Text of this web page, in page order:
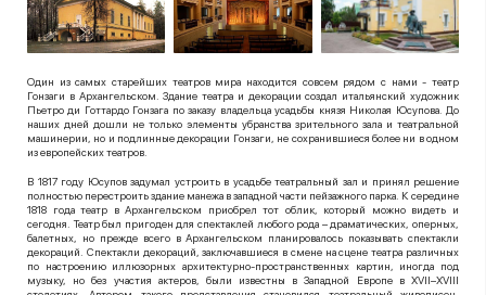
Один из самых старейших театров мира находится совсем рядом с нами - театр
Гонзаги в Архангельском. Здание театра и декорации создал итальянский художник
Пьетро ди Готтардо Гонзага по заказу владельца усадьбы князя Николая Юсупова. До
наших дней дошли не только элементы убранства зрительного зала и театральной
машинерии, но и подлинные декорации Гонзаги, не сохранившиеся более ни в одном
из европейских театров.
В 1817 году Юсупов задумал устроить в усадьбе театральный зал и принял решение
полностью перестроить здание манежа в западной части пейзажного парка. К середине
1818 года театр в Архангельском приобрел тот облик, который можно видеть и
сегодня. Театр был пригоден для спектаклей любого рода – драматических, оперных,
балетных, но прежде всего в Архангельском планировалось показывать спектакли
декораций. Спектакли декораций, заключавшиеся в смене на сцене театра различных
по настроению иллюзорных архитектурно-пространственных картин, иногда под
музыку, но без участия актеров, были известны в Западной Европе в XVII–XVIII